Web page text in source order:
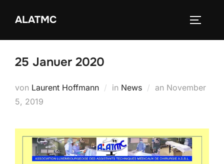
InhaltALATMC
25 Januer 2020
von Laurent Hoffmann in News an Veröffentlicht
November
5, 2019